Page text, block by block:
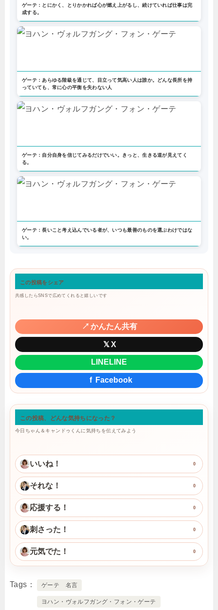
ゲーテ：とにかく、とりかかれば心が燃え上がるし、続けていれば仕事は完
成する。
ゲーテ：あらゆる階級を通じて、目立って気高い人は誰か。どんな長所を持
っていても、常に心の平衡を失わない人
ゲーテ：自分自身を信じてみるだけでいい。きっと、生きる道が見えてく
る。
ゲーテ：長いこと考え込んでいる者が、いつも最善のものを選ぶわけではな
い。
この投稿をシェア
共感したらSNSで広めてくれると嬉しいです
↗ かんたん共有
𝕏 X
LINE LINE
f Facebook
この投稿、どんな気持ちになった？
今日ちゃん＆キャンドゥくんに気持ちを伝えてみよう
いいね！ 0
それな！ 0
応援する！ 0
刺さった！ 0
元気でた！ 0
Tags ゲーテ 名言
ヨハン・ヴォルフガング・フォン・ゲーテ